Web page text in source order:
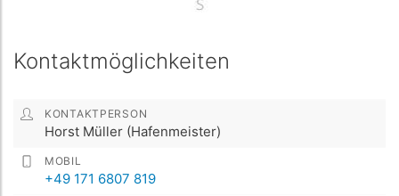
Kontaktmöglichkeiten
KONTAKTPERSON
Horst Müller (Hafenmeister)
MOBIL
+49 171 6807 819